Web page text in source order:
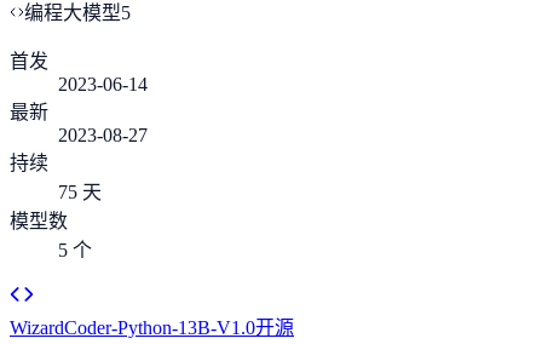
编程大模型5
首发
2023-06-14
最新
2023-08-27
持续
75 天
模型数
5 个
WizardCoder-Python-13B-V1.0开源